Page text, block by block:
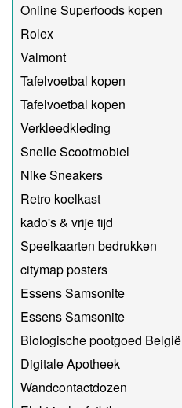
Online Superfoods kopen
Rolex
Valmont
Tafelvoetbal kopen
Tafelvoetbal kopen
Verkleedkleding
Snelle Scootmobiel
Nike Sneakers
Retro koelkast
kado's & vrije tijd
Speelkaarten bedrukken
citymap posters
Essens Samsonite
Essens Samsonite
Biologische pootgoed België
Digitale Apotheek
Wandcontactdozen